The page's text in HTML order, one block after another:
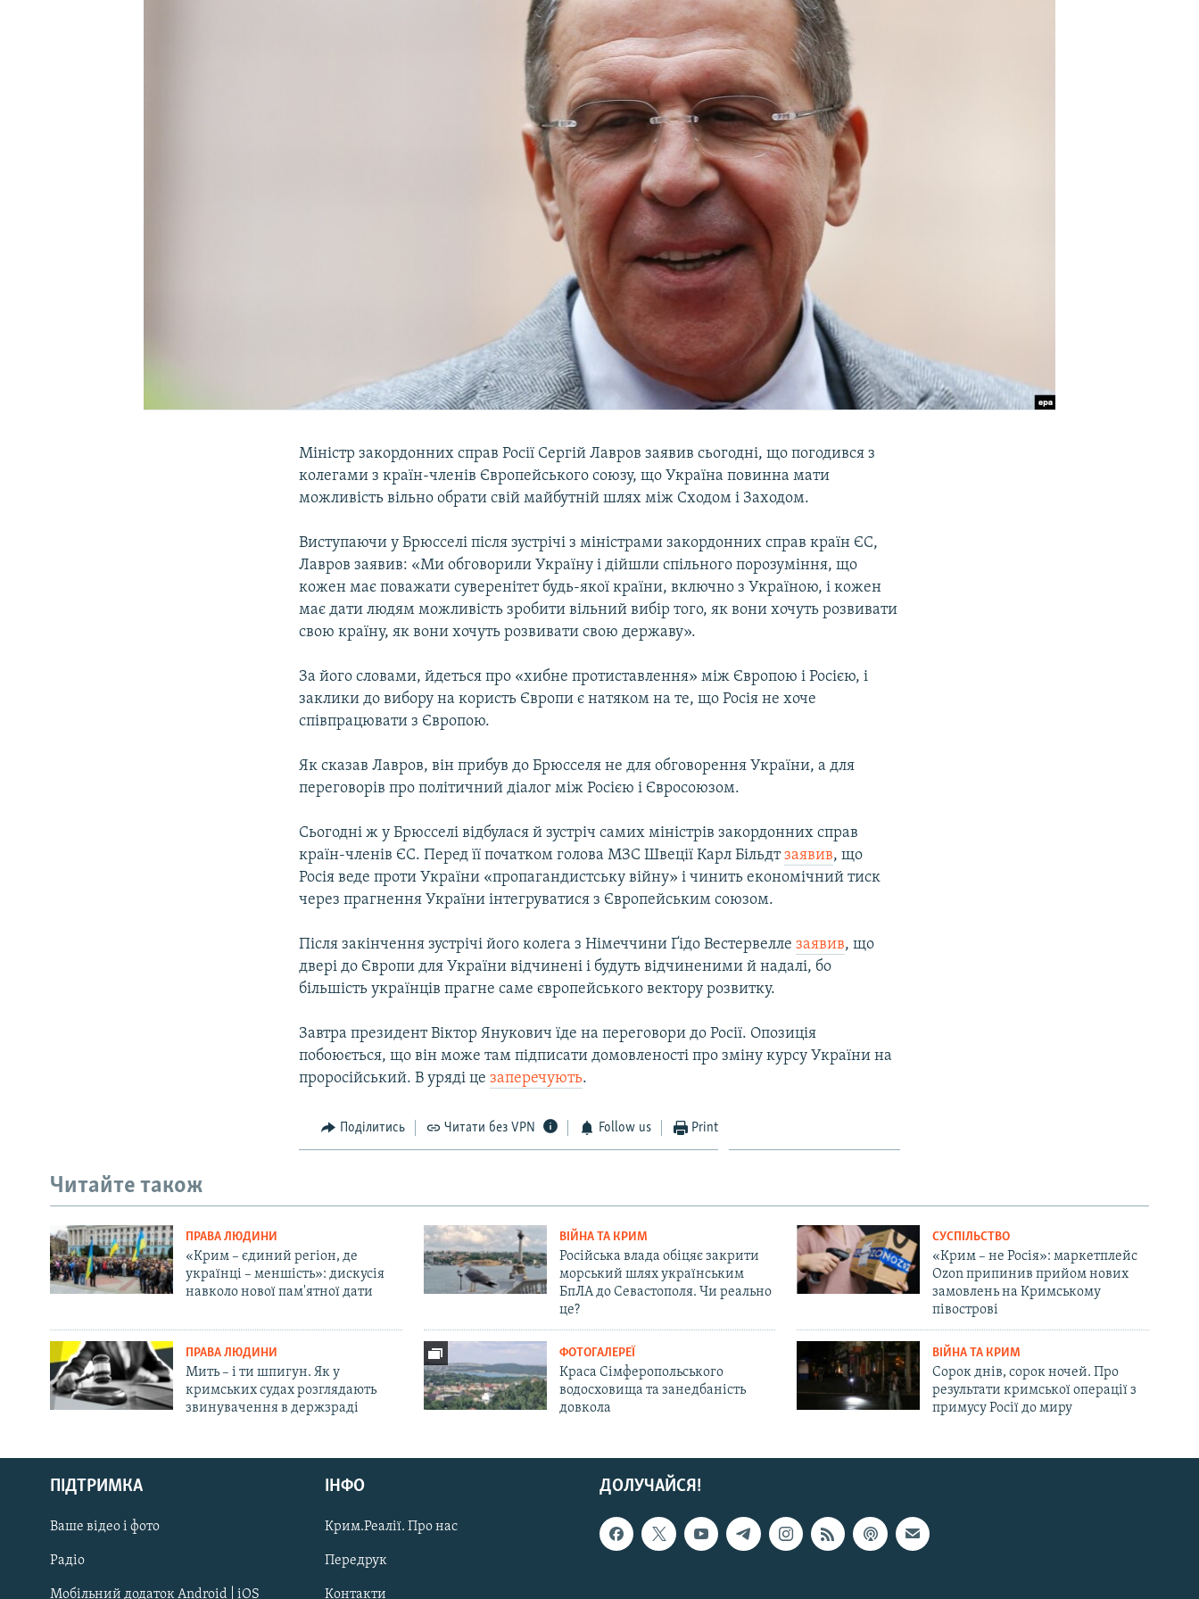
Русский
Qırımtatar
ДОЛУЧАЙСЯ!
Міністр закордонних справ Росії Сергій Лавров заявив сьогодні, що погодився з
колегами з країн-членів Європейського союзу, що Україна повинна мати
можливість вільно обрати свій майбутній шлях між Сходом і Заходом.
Виступаючи у Брюсселі після зустрічі з міністрами закордонних справ країн ЄС,
Лавров заявив: «Ми обговорили Україну і дійшли спільного порозуміння, що
кожен має поважати суверенітет будь-якої країни, включно з Україною, і кожен
має дати людям можливість зробити вільний вибір того, як вони хочуть розвивати
свою країну, як вони хочуть розвивати свою державу».
За його словами, йдеться про «хибне протиставлення» між Європою і Росією, і
заклики до вибору на користь Європи є натяком на те, що Росія не хоче
співпрацювати з Європою.
Як сказав Лавров, він прибув до Брюсселя не для обговорення України, а для
переговорів про політичний діалог між Росією і Євросоюзом.
Сьогодні ж у Брюсселі відбулася й зустріч самих міністрів закордонних справ
країн-членів ЄС. Перед її початком голова МЗС Швеції Карл Більдтзаявив, що
Росія веде проти України «пропагандистську війну» і чинить економічний тиск
через прагнення України інтегруватися з Європейським союзом.
Після закінчення зустрічі його колега з Німеччини Ґідо Вестервеллезаявив, що
двері до Європи для України відчинені і будуть відчиненими й надалі, бо
більшість українців прагне саме європейського вектору розвитку.
Завтра президент Віктор Янукович їде на переговори до Росії. Опозиція
побоюється, що він може там підписати домовленості про зміну курсу України на
проросійський. В уряді цезаперечують.
Поділитись Читати без VPN Follow us Print
Читайте також
ПРАВА ЛЮДИНИ
«Крим – єдиний регіон, де
українці – меншість»: дискусія
навколо нової пам'ятної дати
ВІЙНА ТА КРИМ
Російська влада обіцяє закрити
морський шлях українським
БпЛА до Севастополя. Чи реально
це?
СУСПІЛЬСТВО
«Крим – не Росія»: маркетплейс
Ozon припинив прийом нових
замовлень на Кримському
півострові
ПРАВА ЛЮДИНИ
Мить – і ти шпигун. Як у
кримських судах розглядають
звинувачення в держзраді
ФОТОГАЛЕРЕЇ
Краса Сімферопольського
водосховища та занедбаність
довкола
ВІЙНА ТА КРИМ
Сорок днів, сорок ночей. Про
результати кримської операції з
примусу Росії до миру
ДОЛУЧАЙСЯ!
ПІДТРИМКА
Ваше відео і фото
Радіо
Мобільний додаток Android | iOS
ІНФО
Крим.Реалії. Про нас
Передрук
Контакти